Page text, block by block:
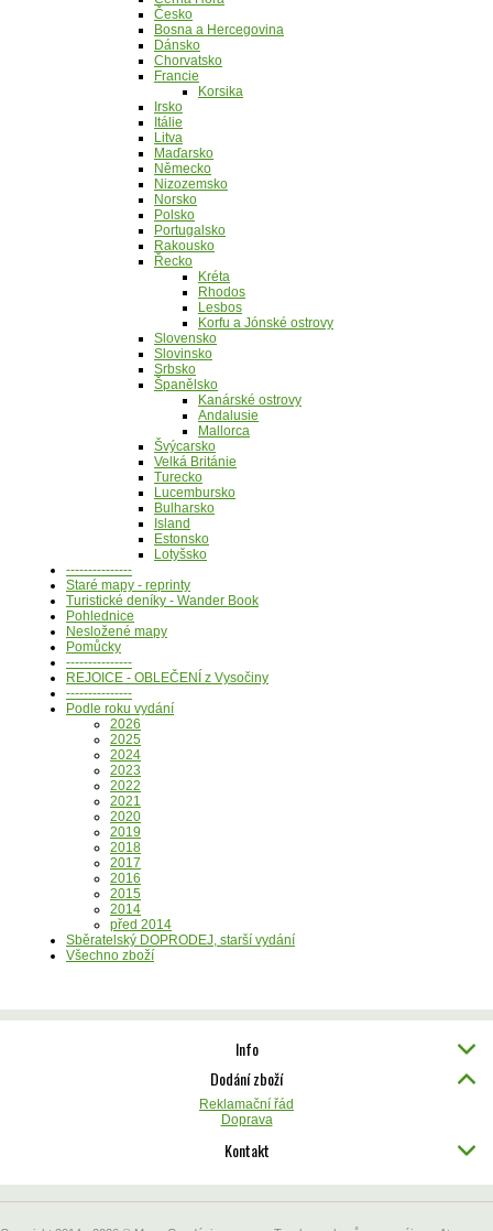
Česko
Bosna a Hercegovina
Dánsko
Chorvatsko
Francie
Korsika
Irsko
Itálie
Litva
Maďarsko
Německo
Nizozemsko
Norsko
Polsko
Portugalsko
Rakousko
Řecko
Kréta
Rhodos
Lesbos
Korfu a Jónské ostrovy
Slovensko
Slovinsko
Srbsko
Španělsko
Kanárské ostrovy
Andalusie
Mallorca
Švýcarsko
Velká Británie
Turecko
Lucembursko
Bulharsko
Island
Estonsko
Lotyšsko
---------------
Staré mapy - reprinty
Turistické deníky - Wander Book
Pohlednice
Nesložené mapy
Pomůcky
---------------
REJOICE - OBLEČENÍ z Vysočiny
---------------
Podle roku vydání
2026
2025
2024
2023
2022
2021
2020
2019
2018
2017
2016
2015
2014
před 2014
Sběratelský DOPRODEJ, starší vydání
Všechno zboží
Info
Dodání zboží
Reklamační řád
Doprava
Kontakt